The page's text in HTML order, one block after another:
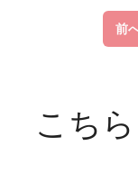
前
こち